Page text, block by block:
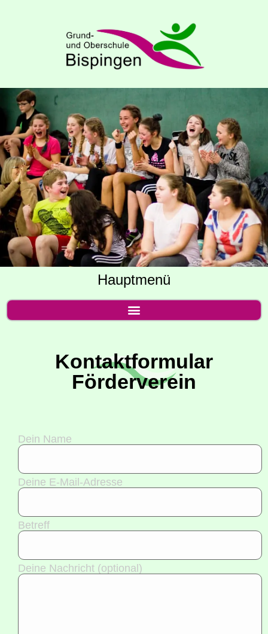
Hauptmenü
Kon­takt­for­mu­lar
Förderverein
Dein Name
Dei­ne E‑Mail-Adres­se
Betreff
Dei­ne Nach­richt (optio­nal)